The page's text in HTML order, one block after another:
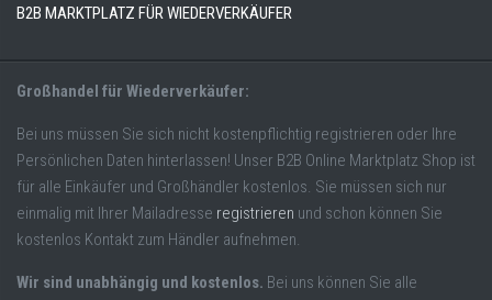
B2B MARKTPLATZ FÜR WIEDERVERKÄUFER
Großhandel für Wiederverkäufer:
Bei uns müssen Sie sich nicht kostenpflichtig registrieren oder Ihre
Persönlichen Daten hinterlassen! Unser B2B Online Marktplatz Shop ist
für alle Einkäufer und Großhändler kostenlos. Sie müssen sich nur
einmalig mit Ihrer Mailadresse registrieren und schon können Sie
kostenlos Kontakt zum Händler aufnehmen.
Wir sind unabhängig und kostenlos. Bei uns können Sie alle